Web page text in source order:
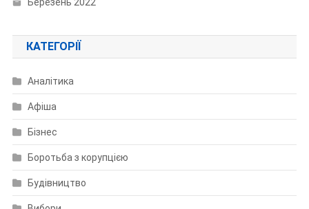
КАТЕГОРІЇ
Аналітика
Афіша
Бізнес
Боротьба з корупцією
Будівництво